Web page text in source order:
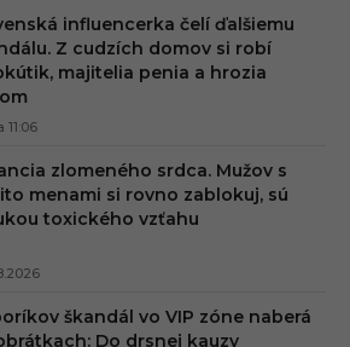
influencerka čelí ďalšiemu
Z cudzích domov si robí
majitelia penia a hrozia
11:06
zlomeného srdca. Mužov s
menami si rovno zablokuj, sú
toxického vzťahu
škandál vo VIP zóne naberá
Do drsnej kauzy